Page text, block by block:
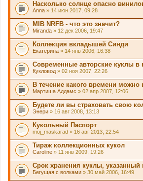
Насколько солнце опасно
Anna » 14 июн 2017, 09:28
MIB NRFB - что это значит?
Miranda » 12 дек 2006, 19:47
Коллекция вкладышей Синди
Екатерина » 14 янв 2006, 16:38
Современные авторские куклы в
Кукловод » 02 ноя 2007, 22:26
В течение какого времени можно
Мартиша Аддамс » 02 апр 2007, 12:06
Будете ли вы страховать свою
Энери » 16 авг 2008, 13:13
Кукольный Паспорт
moj_maskarad » 16 авг 2013, 22:54
Тираж коллекционных кукол
Caroline » 11 янв 2009, 19:26
Срок хранения куклы,
Бегущая с волками » 30 май 2006, 16:49